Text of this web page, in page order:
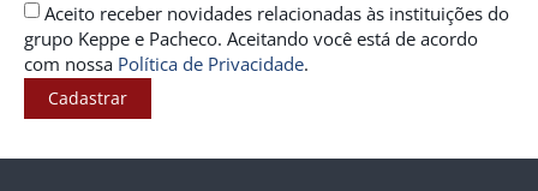
Aceito receber novidades relacionadas às instituições do
grupo Keppe e Pacheco. Aceitando você está de acordo
com nossa Política de Privacidade.
Cadastrar